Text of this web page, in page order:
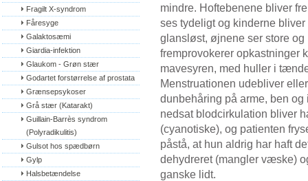
Fragilt X-syndrom
Fåresyge
Galaktosæmi
Giardia-infektion
Glaukom - Grøn stær
Godartet forstørrelse af prostata
Grænsepsykoser
Grå stær (Katarakt)
Guillain-Barrès syndrom
(Polyradikulitis)
Gulsot hos spædbørn
Gylp
Halsbetændelse
mindre. Hoftebenene bliver
ses tydeligt og kinderne
glansløst, øjnene ser store og
fremprovokerer
mavesyren, med huller i
Menstruationen udebliver
dunbehåring på arme, ben
nedsat blodcirkulation bliver
(cyanotiske), og patienten
påstå, at hun aldrig har haft
dehydreret (mangler væske)
ganske lidt.